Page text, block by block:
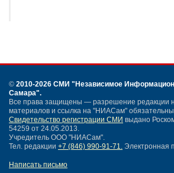
© 2010-2026 СМИ "Независимое
Самара".
Все права защищены — разрешение редакции
материалов и ссылка на "НИАСам"
Свидетельство регистрации СМИ выдано
54259 от 24.05.2013.
Учредитель ООО "НИАСам".
Тел. редакции +7 (846) 990-91-71. Электронная
Написать письмо